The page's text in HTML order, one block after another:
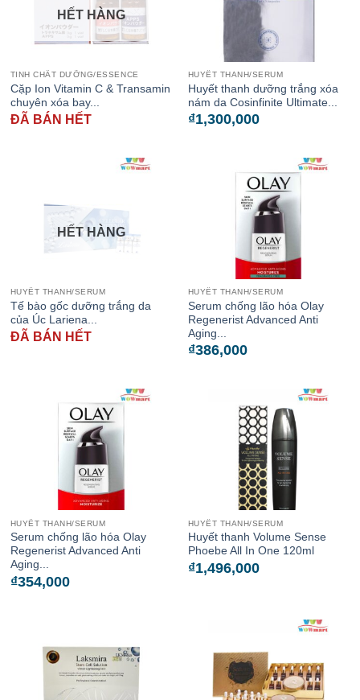
HẾT HÀNG
TINH CHẤT DƯỠNG/ESSENCE
Cặp Ion Vitamin C & Transamin
chuyên xóa bay...
ĐÃ BÁN HẾT
HUYẾT THANH/SERUM
Huyết thanh dưỡng trắng xóa
nám da Cosinfinite Ultimate...
₫1,300,000
HẾT HÀNG
HUYẾT THANH/SERUM
Tế bào gốc dưỡng trắng da
của Úc Lariena...
ĐÃ BÁN HẾT
HUYẾT THANH/SERUM
Serum chống lão hóa Olay
Regenerist Advanced Anti
Aging...
₫386,000
HUYẾT THANH/SERUM
Serum chống lão hóa Olay
Regenerist Advanced Anti
Aging...
₫354,000
HUYẾT THANH/SERUM
Huyết thanh Volume Sense
Phoebe All In One 120ml
₫1,496,000